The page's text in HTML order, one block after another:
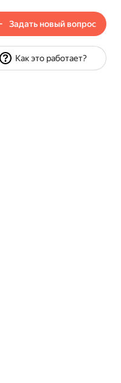
Задать новый вопрос
Как это работает?